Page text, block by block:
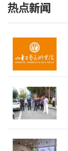
热点新闻